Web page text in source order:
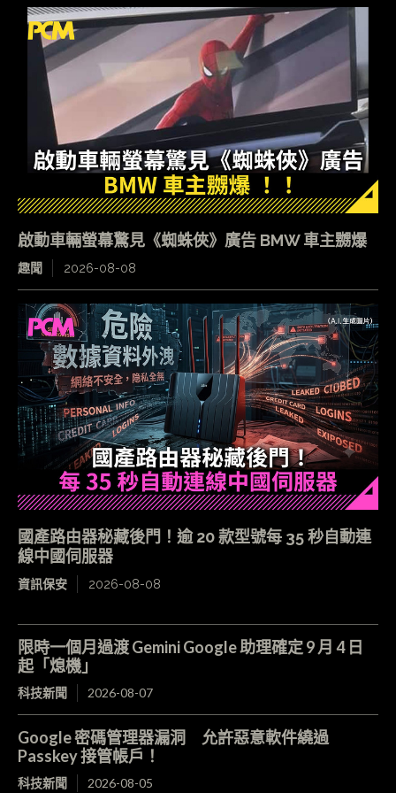
啟動車輛螢幕驚見《蜘蛛俠》廣告 BMW 車主嬲爆
趣聞 2026-08-08
國產路由器秘藏後門！逾 20 款型號每 35 秒自動連
線中國伺服器
資訊保安 2026-08-08
限時一個月過渡 Gemini Google 助理確定 9 月 4 日
起「熄機」
科技新聞 2026-08-07
Google 密碼管理器漏洞 允許惡意軟件繞過
Passkey 接管帳戶！
科技新聞 2026-08-05